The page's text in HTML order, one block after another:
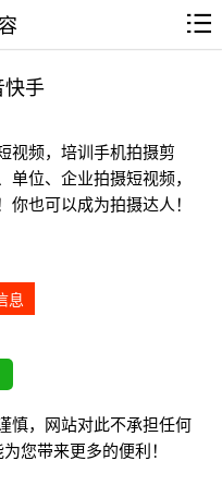
手
视频，培训手机拍摄剪
位、企业拍摄短视频，
也可以成为拍摄达人！
息
慎，网站对此不承担任何
您带来更多的便利！